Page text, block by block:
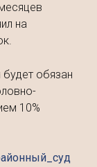
на
обязан
10%